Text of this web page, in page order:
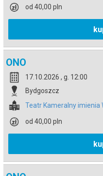
od 40,00 pln
ONO
17.10.2026 , g. 12:00
Bydgoszcz
Teatr Kameralny imienia
od 40,00 pln